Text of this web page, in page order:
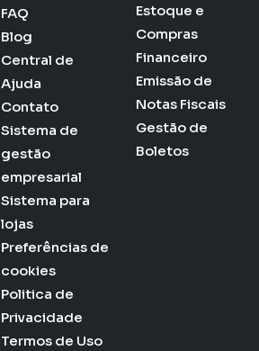
FAQ
Blog
Central de
Ajuda
Contato
Sistema de
gestão
empresarial
Sistema para
lojas
Preferências de
cookies
Politica de
Privacidade
Termos de Uso
Estoque e
Compras
Financeiro
Emissão de
Notas Fiscais
Gestão de
Boletos